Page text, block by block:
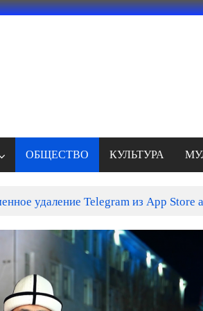
ОБЩЕСТВО КУЛЬТУРА
удаление Telegram из App Store